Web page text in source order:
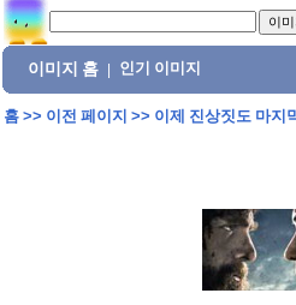
이미지 홈 인기 이미지
홈>> 이전 페이지 >> 이제 진상짓도 마지